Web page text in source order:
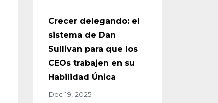
Crecer delegando: el
sistema de Dan
Sullivan para que los
CEOs trabajen en su
Habilidad Única
Dec 19, 2025